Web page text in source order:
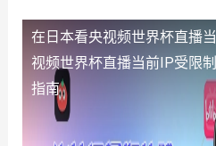
在日本看央视频世界杯直播
视频世界杯直播当前IP受限
指南